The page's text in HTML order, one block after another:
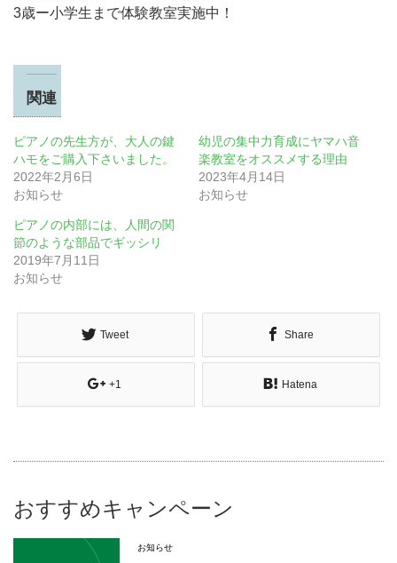
3歳ー小学生まで体験教室実施中！
関連
ピアノの先生方が、大人の鍵
ハモをご購入下さいました。
2022年2月6日
お知らせ
幼児の集中力育成にヤマハ音
楽教室をオススメする理由
2023年4月14日
お知らせ
ピアノの内部には、人間の関
節のような部品でギッシリ
2019年7月11日
お知らせ
Tweet Share
+1 Hatena
おすすめキャンペーン
お知らせ